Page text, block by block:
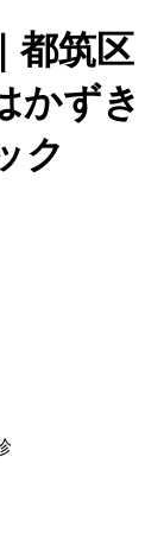
都筑区
かずき
ク